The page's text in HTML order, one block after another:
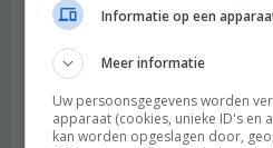
Beantwoorden
Lilian schreef:
2017 OM
Informatie op een
Meer informatie
Uw persoonsgegevens worden
apparaat (cookies, unieke ID's en
kan worden opgeslagen door,